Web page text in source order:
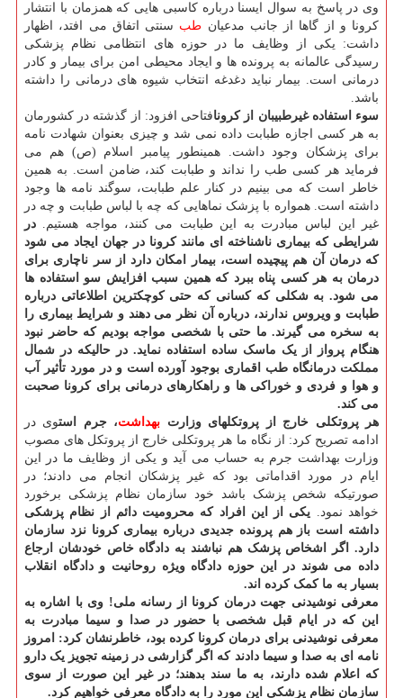
وی در پاسخ به سوال ایسنا درباره کاسبی هایی که همزمان با انتشار
کرونا و از گاها از جانب مدعیان طب سنتی اتفاق می افتد، اظهار
داشت: یکی از وظایف ما در حوزه های انتظامی نظام پزشکی
رسیدگی عالمانه به پرونده ها و ایجاد محیطی امن برای بیمار و کادر
درمانی است. بیمار نباید دغدغه انتخاب شیوه های درمانی را داشته
باشد.
سوء استفاده غیرطبیبان از کرونافتاحی افزود: از گذشته در کشورمان
به هر کسی اجازه طبابت داده نمی شد و چیزی بعنوان شهادت نامه
برای پزشکان وجود داشت. همینطور پیامبر اسلام (ص) هم می
فرماید هر کسی طب را نداند و طبابت کند، ضامن است. به همین
خاطر است که می بینیم در کنار علم طبابت، سوگند نامه ها وجود
داشته است. همواره با پزشک نماهایی که چه با لباس طبابت و چه در
غیر این لباس مبادرت به این طبابت می کنند، مواجه هستیم. در
شرایطی که بیماری ناشناخته ای مانند کرونا در جهان ایجاد می شود
که درمان آن هم پیچیده است، بیمار امکان دارد از سر ناچاری برای
درمان به هر کسی پناه ببرد که همین سبب افزایش سو استفاده ها
می شود. به شکلی که کسانی که حتی کوچکترین اطلاعاتی درباره
طبابت و ویروس ندارند، درباره آن نظر می دهند و شرایط بیماری را
به سخره می گیرند. ما حتی با شخصی مواجه بودیم که حاضر نبود
هنگام پرواز از یک ماسک ساده استفاده نماید. در حالیکه در شمال
مملکت درمانگاه طب اقماری بوجود آورده است و در مورد تأثیر آب
و هوا و فردی و خوراکی ها و راهکارهای درمانی برای کرونا صحبت
می کند.
هر پروتکلی خارج از پروتکلهای وزارت بهداشت، جرم استوی در
ادامه تصریح کرد: از نگاه ما هر پروتکلی خارج از پروتکل های مصوب
وزارت بهداشت جرم به حساب می آید و یکی از وظایف ما در این
ایام در مورد اقداماتی بود که غیر پزشکان انجام می دادند؛ در
صورتیکه شخص پزشک باشد خود سازمان نظام پزشکی برخورد
خواهد نمود. یکی از این افراد که محرومیت دائم از نظام پزشکی
داشته است باز هم پرونده جدیدی درباره بیماری کرونا نزد سازمان
دارد. اگر اشخاص پزشک هم نباشند به دادگاه خاص خودشان ارجاع
داده می شوند در این حوزه دادگاه ویژه روحانیت و دادگاه انقلاب
بسیار به ما کمک کرده اند.
معرفی نوشیدنی جهت درمان کرونا از رسانه ملی! وی با اشاره به
این که در ایام قبل شخصی با حضور در صدا و سیما مبادرت به
معرفی نوشیدنی برای درمان کرونا کرده بود، خاطرنشان کرد: امروز
نامه ای به صدا و سیما دادند که اگر گزارشی در زمینه تجویز یک دارو
که اعلام شده دارند، به ما سند بدهند؛ در غیر این صورت از سوی
سازمان نظام پزشکی این مورد را به دادگاه معرفی خواهیم کرد.